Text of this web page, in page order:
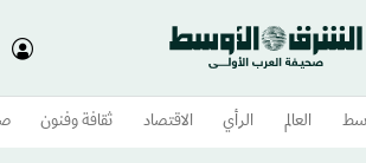
العالم الرأي الاقتصاد ثقافة وفنون